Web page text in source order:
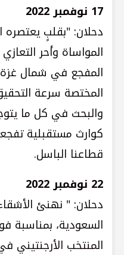
17 نوفمبر 2022
دحلان: "بقلبٍ يعتصره
المواساة وأحر
المفجع في شمال
المختصة سرعة
والبحث في كل ما
كوارث مستقبلية
قطاعنا الباسل.
22 نوفمبر 2022
دحلان: " نهنئ
السعودية، بمناسبة
المنتخب الأرجنتيني